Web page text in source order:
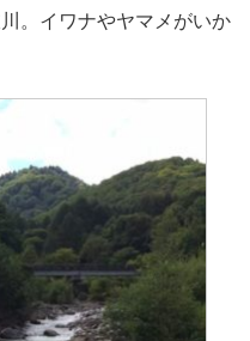
。イワナやヤマメがいか